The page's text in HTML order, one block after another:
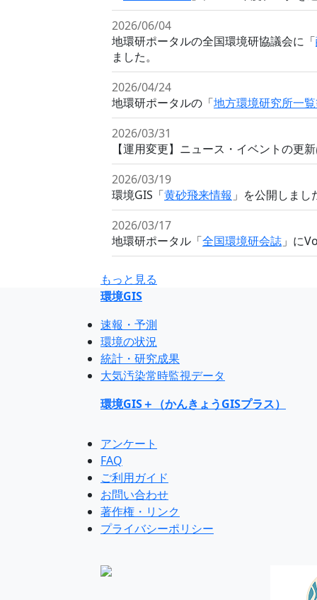
2026/06/04
地環研ポータルの全国環境研協議会に「
ました。
2026/04/24
地環研ポータルの「地方環境研究所一
2026/03/31
【運用変更】ニュース・イベントの更
2026/03/19
環境GIS「黄砂飛来情報 」を公開しまし
2026/03/17
地環研ポータル「全国環境研会誌 」に
もっと見る
環境GIS
速報・予測
環境の状況
統計・研究成果
大気汚染常時監視データ
環境GIS＋（かんきょうGISプラス）
アンケート
FAQ
ご利用ガイド
お問い合わせ
著作権・リンク
プライバシーポリシー